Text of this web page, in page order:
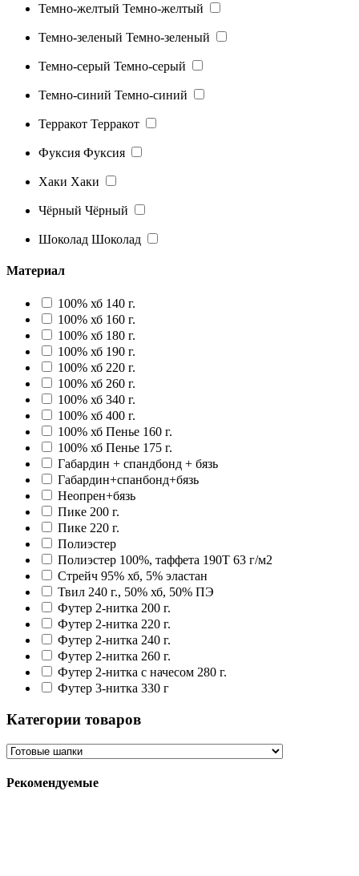
Темно-желтый Темно-желтый
Темно-зеленый Темно-зеленый
Темно-серый Темно-серый
Темно-синий Темно-синий
Терракот Терракот
Фуксия Фуксия
Хаки Хаки
Чёрный Чёрный
Шоколад Шоколад
Материал
100% хб 140 г.
100% хб 160 г.
100% хб 180 г.
100% хб 190 г.
100% хб 220 г.
100% хб 260 г.
100% хб 340 г.
100% хб 400 г.
100% хб Пенье 160 г.
100% хб Пенье 175 г.
Габардин + спандбонд + бязь
Габардин+спанбонд+бязь
Неопрен+бязь
Пике 200 г.
Пике 220 г.
Полиэстер
Полиэстер 100%, таффета 190T 63 г/м2
Стрейч 95% хб, 5% эластан
Твил 240 г., 50% хб, 50% ПЭ
Футер 2-нитка 200 г.
Футер 2-нитка 220 г.
Футер 2-нитка 240 г.
Футер 2-нитка 260 г.
Футер 2-нитка с начесом 280 г.
Футер 3-нитка 330 г
Категории товаров
Рекомендуемые